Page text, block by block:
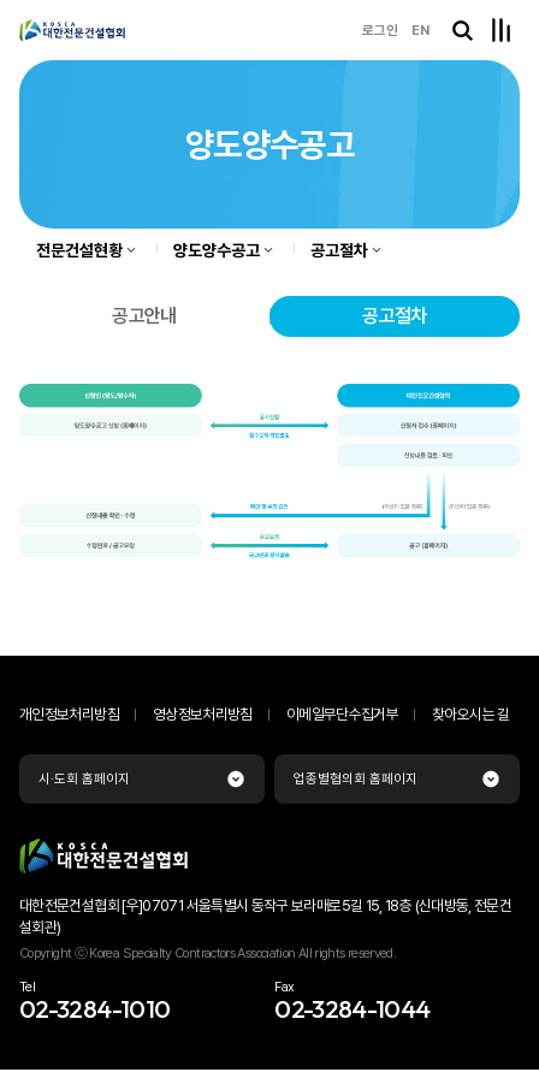
로그인 EN
양도양수공고
전문건설현황 양도양수공고 공고절차
공고안내 공고절차
개인정보처리방침 영상정보처리방침 이메일무단수집거부 찾아오시는 길
시·도회 홈페이지 업종별협의회 홈페이지
대한전문건설협회 [우]07071 서울특별시 동작구 보라매로5길 15, 18층 (신대방동, 전문건
설회관)
Copyright ⓒ Korea Specialty Contractors Association All rights reserved.
Tel
02-3284-1010
Fax
02-3284-1044